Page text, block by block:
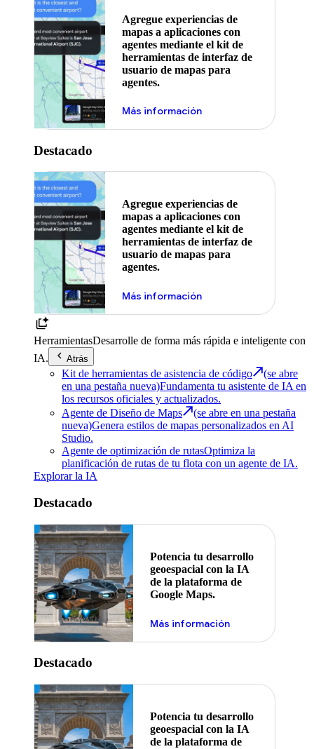
Agregue experiencias de
mapas a aplicaciones con
agentes mediante el kit de
herramientas de interfaz de
usuario de mapas para
agentes.
Más información
Destacado
Agregue experiencias de
mapas a aplicaciones con
agentes mediante el kit de
herramientas de interfaz de
usuario de mapas para
agentes.
Más información
HerramientasDesarrolle de forma más rápida e inteligente con
IA.
Atrás
Kit de herramientas de asistencia de código
(se abre
en una pestaña nueva)Fundamenta tu asistente de IA en
los recursos oficiales y actualizados.
Agente de Diseño de Maps
(se abre en una pestaña
nueva)Genera estilos de mapas personalizados en AI
Studio.
Agente de optimización de rutasOptimiza la
planificación de rutas de tu flota con un agente de IA.
Explorar la IA
Destacado
Potencia tu desarrollo
geoespacial con la IA
de la plataforma de
Google Maps.
Más información
Destacado
Potencia tu desarrollo
geoespacial con la IA
de la plataforma de